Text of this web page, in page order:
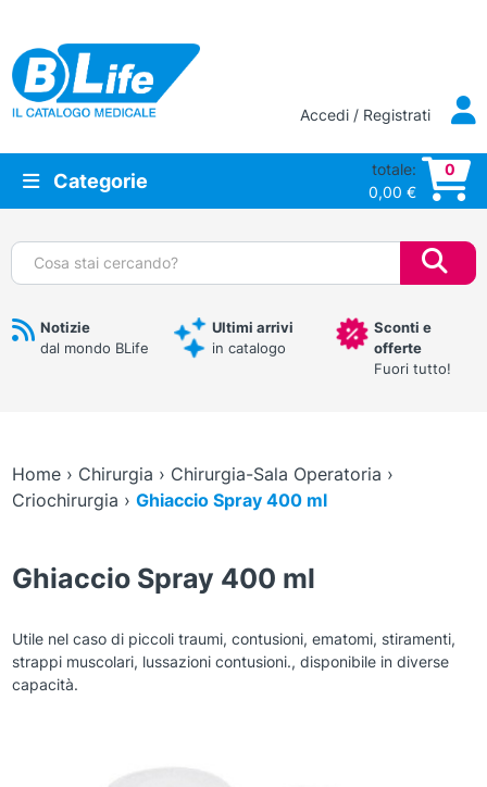
Vai al contenuto principale
Accedi / Registrati
Categorie
totale:
0,00 €
0
Cerca:
Notizie
dal mondo BLife
Ultimi arrivi
in catalogo
Sconti e
offerte
Fuori tutto!
Home› Chirurgia › Chirurgia-Sala Operatoria ›
Criochirurgia › Ghiaccio Spray 400 ml
Ghiaccio Spray 400 ml
Utile nel caso di piccoli traumi, contusioni, ematomi, stiramenti,
strappi muscolari, lussazioni contusioni., disponibile in diverse
capacità.